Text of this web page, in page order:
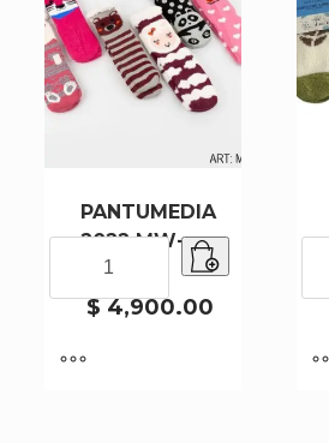
PANTUMEDIA
2022 MW-
3-1-180
$4,900.00
MW-
1-
XL-
17-